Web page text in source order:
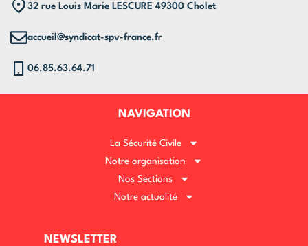
32 rue Louis Marie LESCURE 49300 Cholet
accueil@syndicat-spv-france.fr
06.85.63.64.71
NAVIGATION
La Sécurité Civile
Notre organisation
Nos Sections
Notre actualité
NEWSLETTER